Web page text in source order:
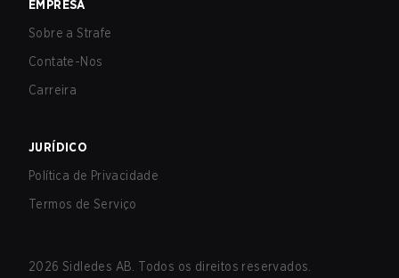
EMPRESA
Sobre a Strafe
Contate-Nos
Carreira
JURÍDICO
Política de Privacidade
Termos de Serviço
2026 Sidledes AB. Todos os direitos reservados.